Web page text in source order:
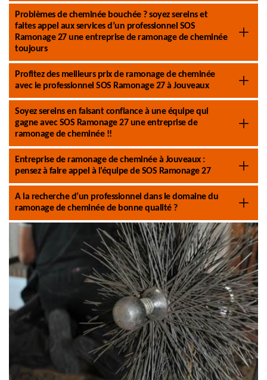
Problèmes de cheminée bouchée ? soyez sereins et
faites appel aux services d’un professionnel SOS
Ramonage 27 une entreprise de ramonage de cheminée
toujours
Profitez des meilleurs prix de ramonage de cheminée
avec le professionnel SOS Ramonage 27 à Jouveaux
Soyez sereins en faisant confiance à une équipe qui
gagne avec SOS Ramonage 27 une entreprise de
ramonage de cheminée !!
Entreprise de ramonage de cheminée à Jouveaux :
pensez à faire appel à l’équipe de SOS Ramonage 27
A la recherche d’un professionnel dans le domaine du
ramonage de cheminée de bonne qualité ?